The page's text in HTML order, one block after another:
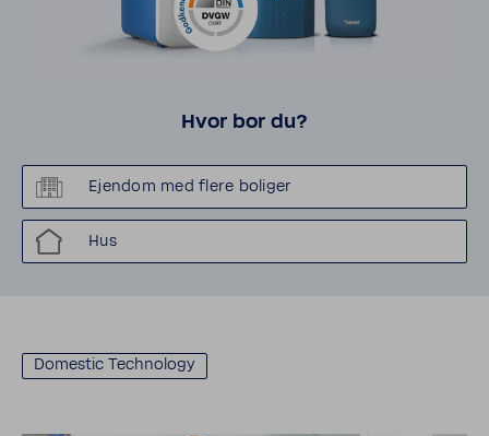
Hvor bor du?
Ejendom med flere boliger
Hus
Domestic Tech­nology